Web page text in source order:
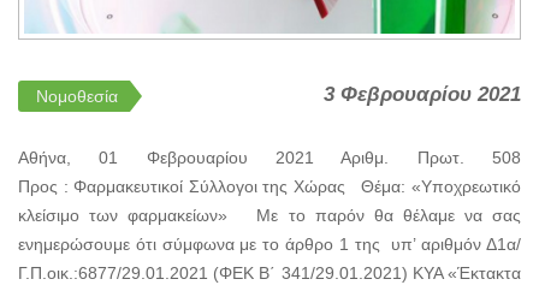
Νομοθεσία 3 Φεβρουαρίου 2021
Αθήνα, 01 Φεβρουαρίου 2021 Αριθμ. Πρωτ. 508
Προς : Φαρμακευτικοί Σύλλογοι της Χώρας Θέμα: «Υποχρεωτικό
κλείσιμο των φαρμακείων» Με το παρόν θα θέλαμε να σας
ενημερώσουμε ότι σύμφωνα με το άρθρο 1 της υπ’ αριθμόν Δ1α/
Γ.Π.οικ.:6877/29.01.2021 (ΦΕΚ Β΄ 341/29.01.2021) ΚΥΑ «Έκτακτα